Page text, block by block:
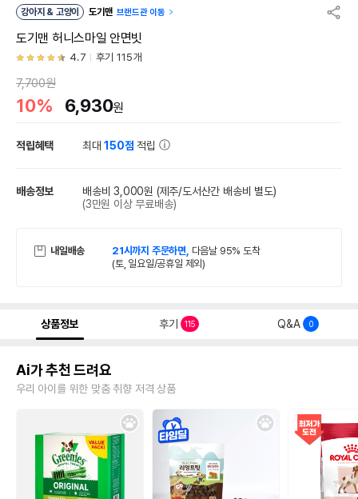
강아지 & 고양이 도기맨 브랜드관 이동
도기맨 허니스마일 안면빗
4.7 후기 115개
7,700원
10% 6,930원
적립혜택 최대150점 적립
배송정보 배송비 3,000원 (제주/도서산간 배송비 별도)
(3만원 이상 무료배송)
내일배송 21시까지 주문하면, 다음날 95% 도착
(토, 일요일/공휴일 제외)
상품정보 후기 115 Q&A 0
Ai가 추천 드려요
우리 아이를 위한 맞춤 취향 저격 상품